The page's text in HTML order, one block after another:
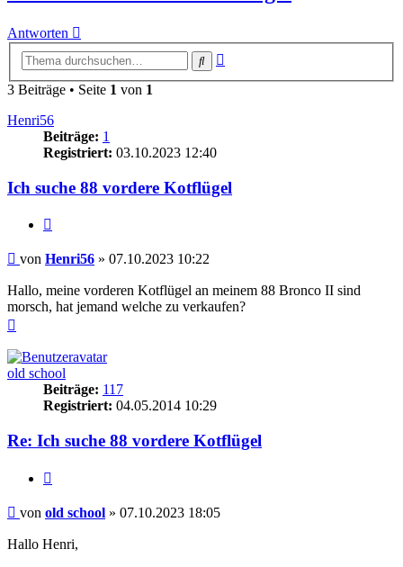
Antworten
Suche
3 Beiträge • Seite 1 von 1
Henri56
Beiträge: 1
Registriert: 03.10.2023 12:40
Ich suche 88 vordere Kotflügel
Beitrag
von Henri56 » 07.10.2023 10:22
Hallo, meine vorderen Kotflügel an meinem 88 Bronco II sind
morsch, hat jemand welche zu verkaufen?
old school
Beiträge: 117
Registriert: 04.05.2014 10:29
Re: Ich suche 88 vordere Kotflügel
Beitrag
von old school » 07.10.2023 18:05
Hallo Henri,